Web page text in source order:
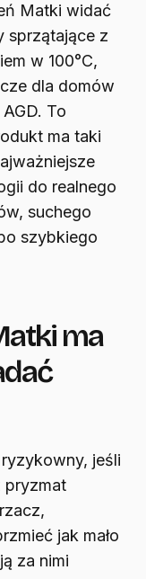
Matki widać
sprzątające z
w 100°C,
dla domów
To
ma taki
do realnego
suchego
szybkiego
ma
jeśli
pryzmat
jak mało
za nimi